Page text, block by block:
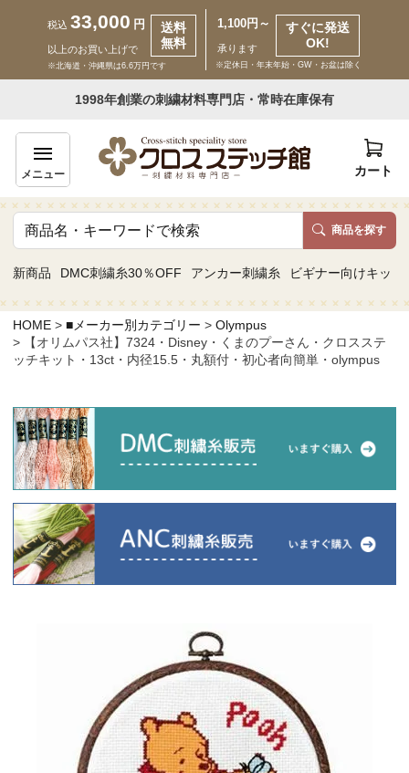
税込 33,000 円
以上のお買い上げで
送料
無料
※北海道・沖縄県は6.6万円です
1,100円～
承ります
すぐに発送
OK!
※定休日・年末年始・GW・お盆は除く
1998年創業の刺繍材料専門店・常時在庫保有
メニュー カート
商品を探す
新商品 DMC刺繍糸30％OFF アンカー刺繍糸 ビギナー向けキット
いらっしゃいませ ゲスト 様
商品一覧
カテゴリーから探す
取り扱いブランドから探す
当店について
よくあるご質問
ご利用ガイド
新規会員登録
会員規約について
HOME ■メーカー別カテゴリー
Olympus
【オリムパス社】7324・Disney・くまのプーさん・クロスステ
ッチキット・13ct・内径15.5・丸額付・初心者向簡単・olympus